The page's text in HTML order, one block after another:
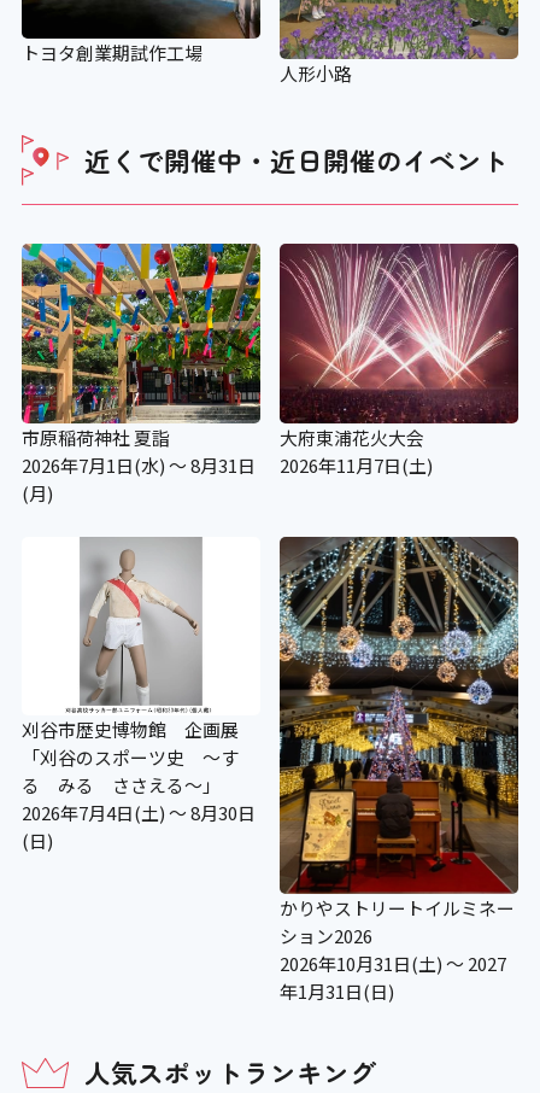
トヨタ創業期試作工場
人形小路
近くで開催中・近日開催のイベント
市原稲荷神社 夏詣
2026年7月1日(水) ～ 8月31日
(月)
大府東浦花火大会
2026年11月7日(土)
刈谷市歴史博物館 企画展
「刈谷のスポーツ史 ～す
る みる ささえる～」
2026年7月4日(土) ～ 8月30日
(日)
かりやストリートイルミネー
ション2026
2026年10月31日(土) ～ 2027
年1月31日(日)
人気スポットランキング